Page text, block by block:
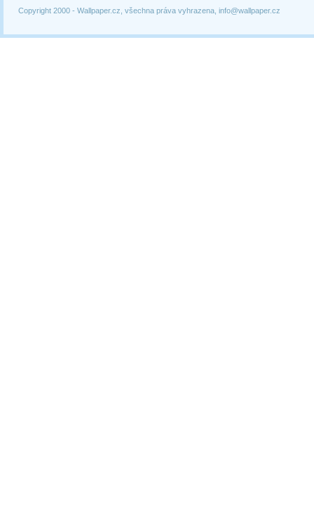
Copyright 2000 - Wallpaper.cz, všechna práva vyhrazena, info@wallpaper.cz